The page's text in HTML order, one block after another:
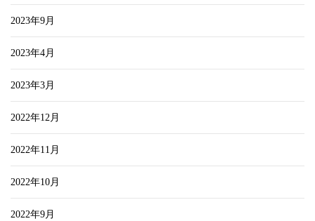
2023年9月
2023年4月
2023年3月
2022年12月
2022年11月
2022年10月
2022年9月